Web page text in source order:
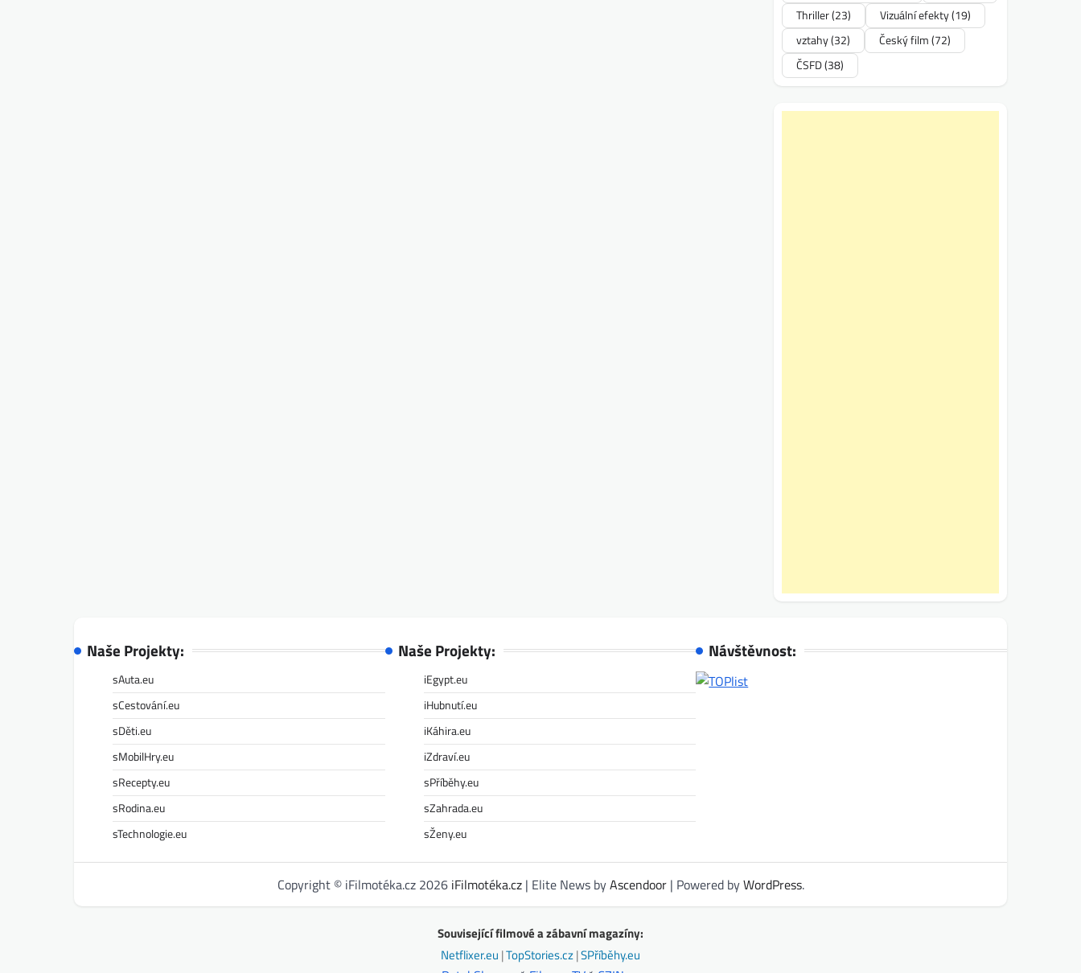
Thriller(23) Vizuální efekty(19)
vztahy(32) Český film(72)
ČSFD(38)
Naše Projekty:
sAuta.eu
sCestování.eu
sDěti.eu
sMobilHry.eu
sRecepty.eu
sRodina.eu
sTechnologie.eu
Naše Projekty:
iEgypt.eu
iHubnutí.eu
iKáhira.eu
iZdraví.eu
sPříběhy.eu
sZahrada.eu
sŽeny.eu
Návštěvnost:
Copyright © iFilmotéka.cz 2026 iFilmotéka.cz| Elite News byAscendoor| Powered byWordPress.
Související filmové a zábavní magazíny:
Netflixer.eu |TopStories.cz|SPříběhy.eu